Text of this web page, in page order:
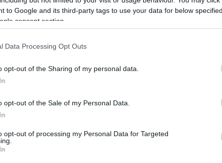
to Google and its third-party tags to use your data for below
consent section.
Data Processing Opt Outs
opt-out of the Sharing of my personal data.
opt-out of the Sale of my Personal Data.
opt-out of processing my Personal Data for Targeted
por crisis sucesivas: la pandemia, la invasión de
Blanca y los episodios bélicos en Oriente Próximo
bloques. Rebeca Grynspan subrayó que la
vez, Ángel Ubide insistió en que una economía
para sostener la influencia internacional